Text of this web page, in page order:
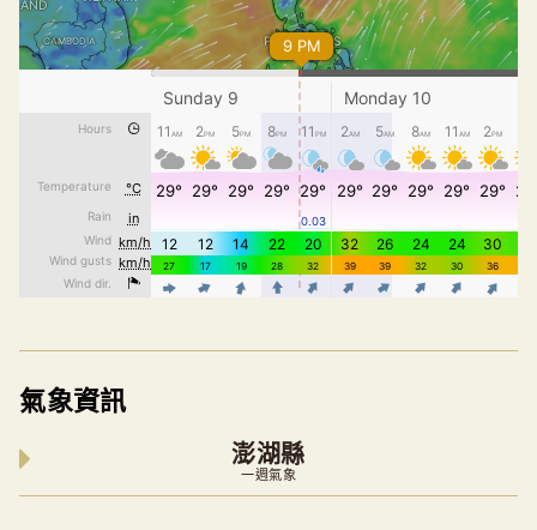
氣象資訊
澎湖縣
一週氣象